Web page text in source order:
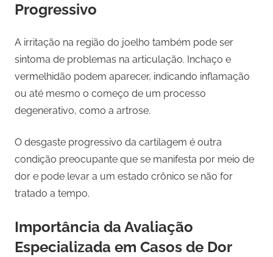
Progressivo
A irritação na região do joelho também pode ser
sintoma de problemas na articulação. Inchaço e
vermelhidão podem aparecer, indicando inflamação
ou até mesmo o começo de um processo
degenerativo, como a artrose.
O desgaste progressivo da cartilagem é outra
condição preocupante que se manifesta por meio de
dor e pode levar a um estado crônico se não for
tratado a tempo.
Importância da Avaliação
Especializada em Casos de Dor